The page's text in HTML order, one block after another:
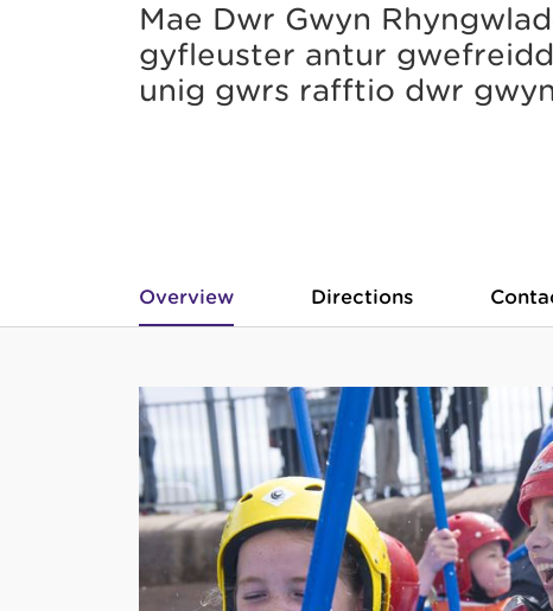
Mae Dŵr Gwyn
gyfleuster antur
unig gwrs rafftio dŵr
Overview Directions